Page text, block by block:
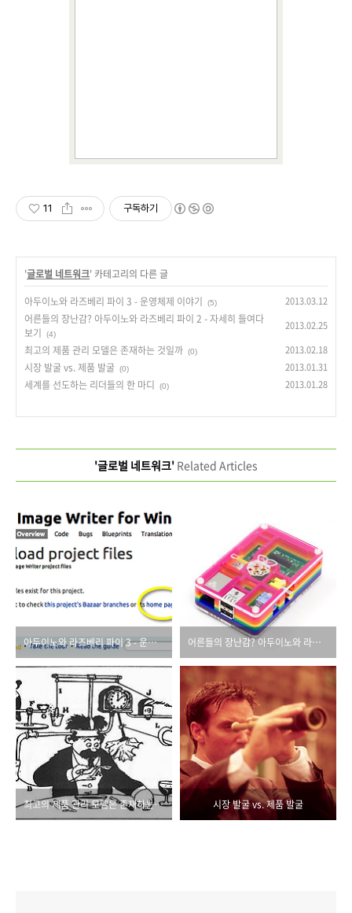
11 구독하기
'글로벌 네트워크' 카테고리의 다른 글
아두이노와 라즈베리 파이 3 - 운영체제 이야기
(5) 2013.03.12
어른들의 장난감? 아두이노와 라즈베리 파이 2 - 자세히 들여다
보기
(4)
2013.02.25
최고의 제품 관리 모델은 존재하는 것일까 (0) 2013.02.18
시장 발굴 vs. 제품 발굴 (0) 2013.01.31
세계를 선도하는 리더들의 한 마디 (0) 2013.01.28
'글로벌 네트워크' Related Articles
아두이노와 라즈베리 파이 3 - 운영체제 이야기 어른들의 장난감? 아두이노와 라즈베리 파이 2 - 자세히 들여다보기
최고의 제품 관리 모델은 존재하는 것일까 시장 발굴 vs. 제품 발굴